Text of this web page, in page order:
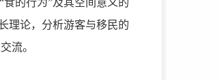
理论，分析游客与移民的
流。